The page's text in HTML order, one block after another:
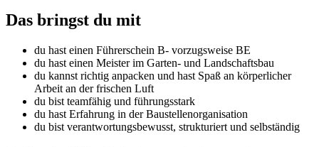
Das bringst du mit
du hast einen Führerschein B- vorzugsweise BE
du hast einen Meister im Garten- und Landschaftsbau
du kannst richtig anpacken und hast Spaß an körperlicher
Arbeit an der frischen Luft
du bist teamfähig und führungsstark
du hast Erfahrung in der Baustellenorganisation
du bist verantwortungsbewusst, strukturiert und selbständig